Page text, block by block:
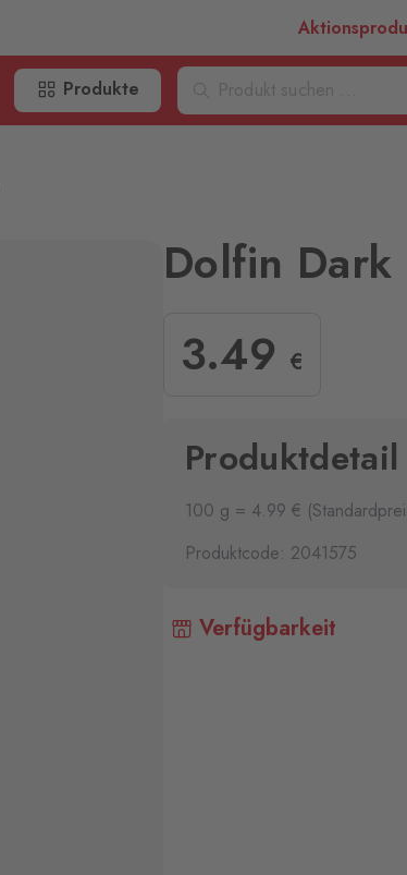
Produkte
Dolfin
3.49 €
Produktdetail
100 g = 4.99 €
Produktcode: 2041575
Verfügbarkeit